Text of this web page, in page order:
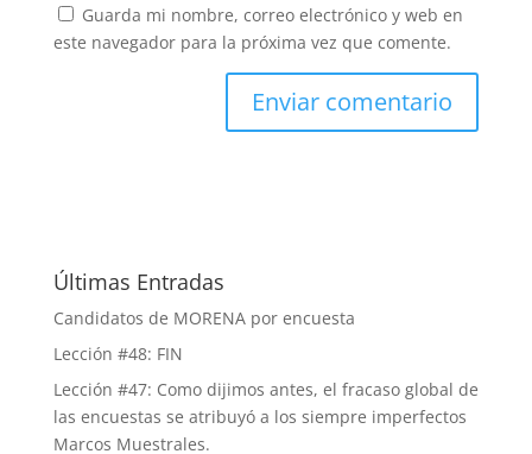
Guarda mi nombre, correo electrónico y web en
este navegador para la próxima vez que comente.
Últimas Entradas
Candidatos de MORENA por encuesta
Lección #48: FIN
Lección #47: Como dijimos antes, el fracaso global de
las encuestas se atribuyó a los siempre imperfectos
Marcos Muestrales.